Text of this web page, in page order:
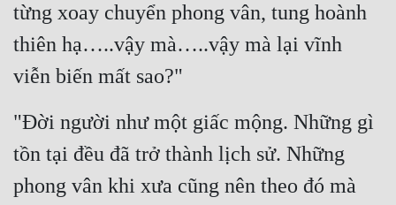
từng xoay chuyển phong vân, tung hoành
thiên hạ…..vậy mà…..vậy mà lại vĩnh
viễn biến mất sao?"
"Đời người như một giấc mộng. Những gì
tồn tại đều đã trở thành lịch sử. Những
phong vân khi xưa cũng nên theo đó mà